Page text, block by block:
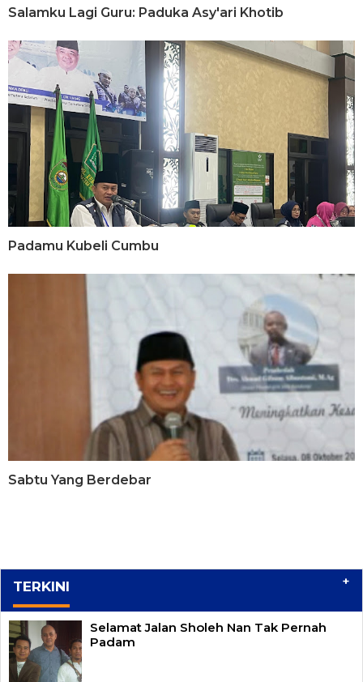
Salamku Lagi Guru: Paduka Asy'ari Khotib
Padamu Kubeli Cumbu
Sabtu Yang Berdebar
TERKINI +
Selamat Jalan Sholeh Nan Tak Pernah
Padam